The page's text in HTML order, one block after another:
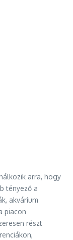
arra, hogy
tényező a
akvárium
piacon
részt